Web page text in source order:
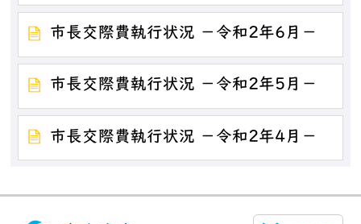
市長交際費執行状況 －令和2年6月－
市長交際費執行状況 －令和2年5月－
市長交際費執行状況 －令和2年4月－